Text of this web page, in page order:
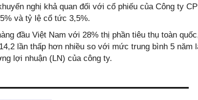
nghị khả quan đối với cổ phiếu của Công ty CP
và tỷ lệ cổ tức 3,5%.
đầu Việt Nam với 28% thị phần tiêu thụ toàn
lần thấp hơn nhiều so với mức trung bình 5 năm
lợi nhuận (LN) của công ty.